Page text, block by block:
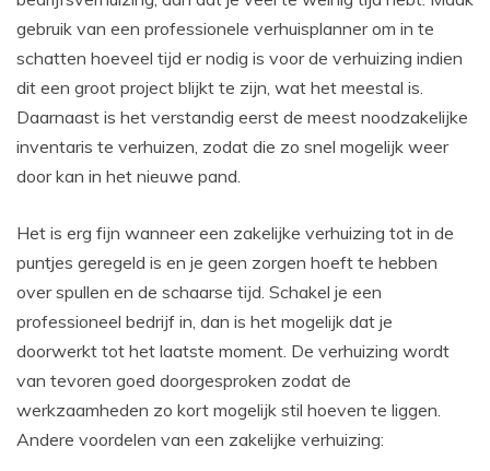
gebruik van een professionele verhuisplanner om in te
schatten hoeveel tijd er nodig is voor de verhuizing indien
dit een groot project blijkt te zijn, wat het meestal is.
Daarnaast is het verstandig eerst de meest noodzakelijke
inventaris te verhuizen, zodat die zo snel mogelijk weer
door kan in het nieuwe pand.
Het is erg fijn wanneer een zakelijke verhuizing tot in de
puntjes geregeld is en je geen zorgen hoeft te hebben
over spullen en de schaarse tijd. Schakel je een
professioneel bedrijf in, dan is het mogelijk dat je
doorwerkt tot het laatste moment. De verhuizing wordt
van tevoren goed doorgesproken zodat de
werkzaamheden zo kort mogelijk stil hoeven te liggen.
Andere voordelen van een zakelijke verhuizing: